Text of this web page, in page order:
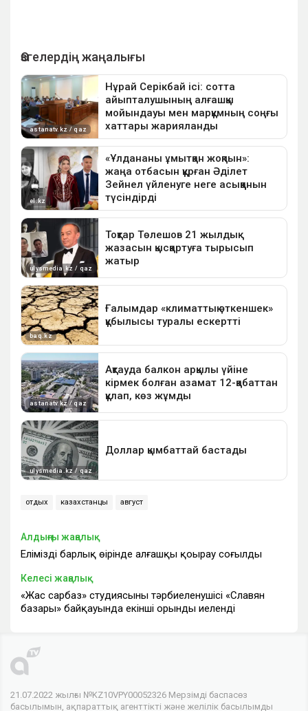
отдых казахстанцы август
Алдыңғы жаңалық
Еліміздің барлық өңірінде алғашқы қоңырау соғылды
Келесі жаңалық
«Жас сарбаз» студиясының тәрбиеленушісі «Славян
базары» байқауында екінші орынды иеленді
21.07.2022 жылғы №KZ10VPY00052326 Мерзімді баспасөз
басылымын, ақпараттық агенттікті және желілік басылымды